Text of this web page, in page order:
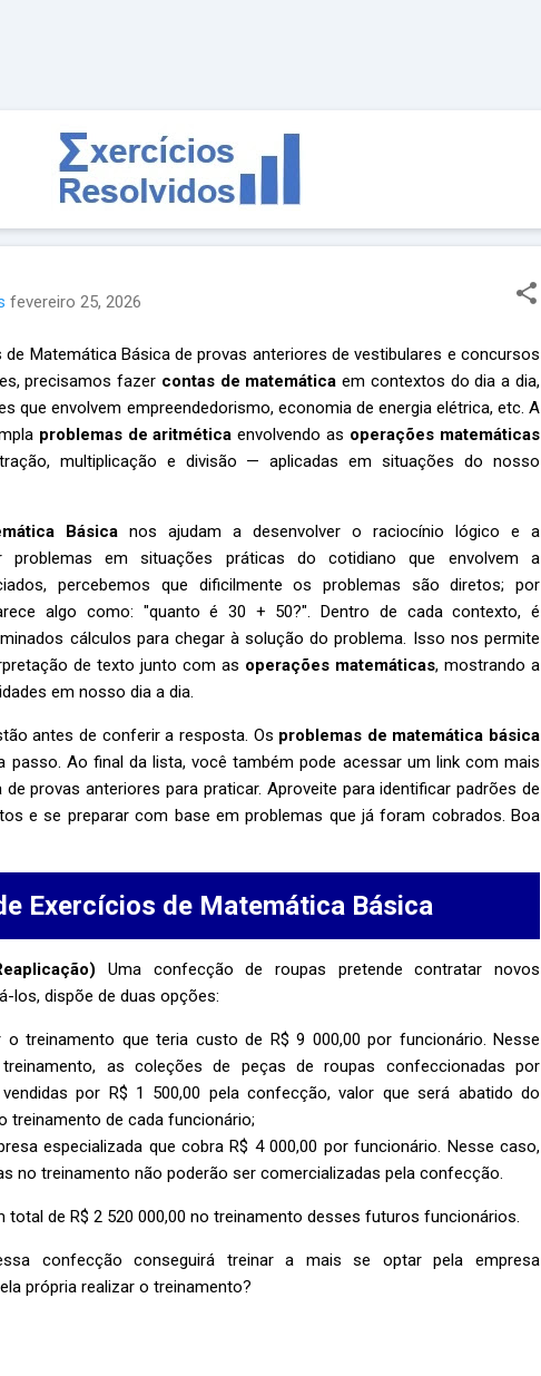
fevereiro 25, 2026
Matemática Básica de provas anteriores de vestibulares e concursos
precisamos fazer contas de matemática em contextos do dia a dia,
que envolvem empreendedorismo, economia de energia elétrica, etc. A
problemas de aritmética envolvendo as operações matemáticas
multiplicação e divisão — aplicadas em situações do nosso
Básica nos ajudam a desenvolver o raciocínio lógico e a
problemas em situações práticas do cotidiano que envolvem a
percebemos que dificilmente os problemas são diretos; por
algo como: "quanto é 30 + 50?". Dentro de cada contexto, é
cálculos para chegar à solução do problema. Isso nos permite
de texto junto com as operações matemáticas, mostrando a
em nosso dia a dia.
antes de conferir a resposta. Os problemas de matemática básica
passo. Ao final da lista, você também pode acessar um link com mais
provas anteriores para praticar. Aproveite para identificar padrões de
e se preparar com base em problemas que já foram cobrados. Boa
Exercícios de Matemática Básica
Uma confecção de roupas pretende contratar novos
los, dispõe de duas opções:
o treinamento que teria custo de R$ 9 000,00 por funcionário. Nesse
as coleções de peças de roupas confeccionadas por
por R$ 1 500,00 pela confecção, valor que será abatido do
treinamento de cada funcionário;
especializada que cobra R$ 4 000,00 por funcionário. Nesse caso,
no treinamento não poderão ser comercializadas pela confecção.
de R$ 2 520 000,00 no treinamento desses futuros funcionários.
confecção conseguirá treinar a mais se optar pela empresa
própria realizar o treinamento?